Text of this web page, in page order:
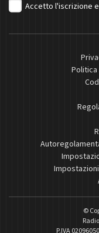
Accetto l'iscrizione
©
P.IVA